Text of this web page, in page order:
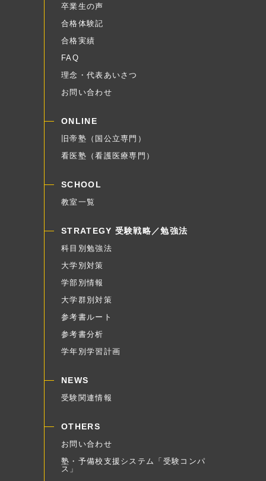
卒業生の声
合格体験記
合格実績
FAQ
理念・代表あいさつ
お問い合わせ
ONLINE
旧帝塾（国公立専門）
看医塾（看護医療専門）
SCHOOL
教室一覧
STRATEGY 受験戦略／勉強法
科目別勉強法
大学別対策
学部別情報
大学群別対策
参考書ルート
参考書分析
学年別学習計画
NEWS
受験関連情報
OTHERS
お問い合わせ
塾・予備校支援システム「受験コンパ
ス」